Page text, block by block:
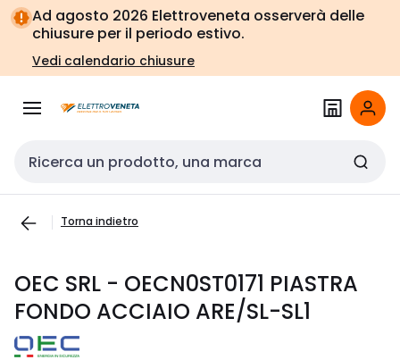
Vai alla
navigazione
Vai
alla
pagina
Ad agosto 2026 Elettroveneta osserverà delle
chiusure per il periodo estivo.
Vedi calendario chiusure
Cerca input
Torna indietro
OEC SRL - OECN0ST0171 PIASTRA
FONDO ACCIAIO ARE/SL-SL1